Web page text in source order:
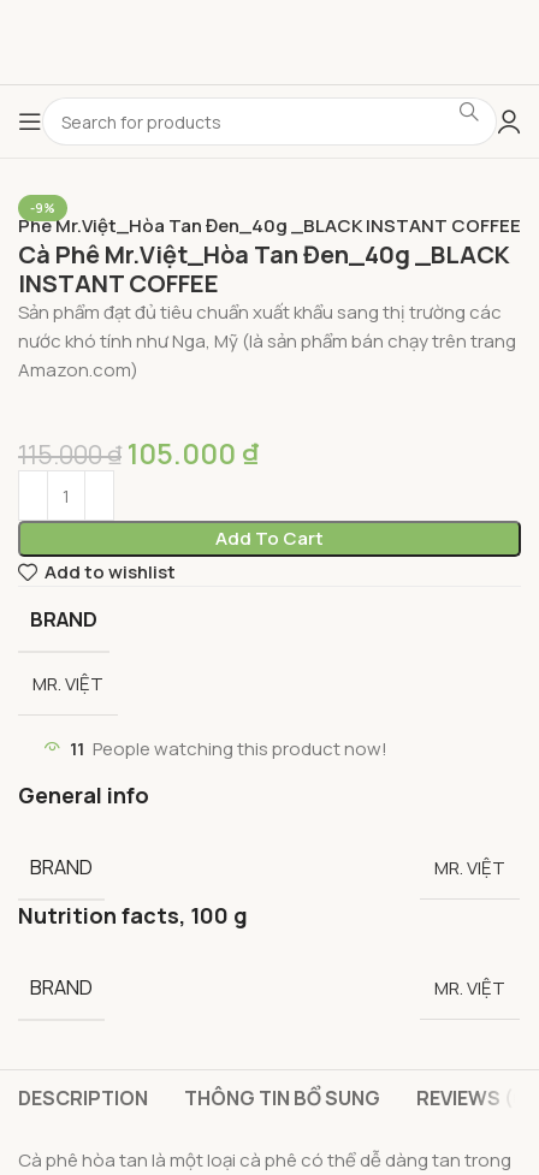
-9%
Phê Mr.Việt_Hòa Tan Đen_40g _BLACK INSTANT COFFEE
Cà Phê Mr.Việt_Hòa Tan Đen_40g _BLACK
INSTANT COFFEE
Sản phẩm đạt đủ tiêu chuẩn xuất khẩu sang thị trường các
nước khó tính như Nga, Mỹ (là sản phẩm bán chạy trên trang
Amazon.com)
115.000₫ 105.000 ₫
Add To Cart
Add to wishlist
BRAND
MR. VIỆT
11 People watching this product now!
General info
BRAND MR. VIỆT
Nutrition facts, 100 g
BRAND MR. VIỆT
DESCRIPTION THÔNG TIN BỔ SUNG REVIEWS (0)
Cà phê hòa tan là một loại cà phê có thể dễ dàng tan trong